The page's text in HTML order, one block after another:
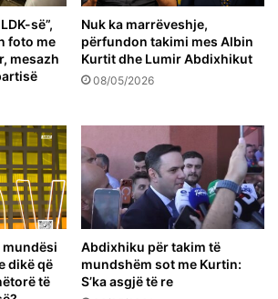
së”,
foto me
mesazh
Nuk ka marrëveshje,
përfundon takimi mes Albin
Kurtit dhe Lumir Abdixhikut
08/05/2026
mundësi
dikë që
të
Abdixhiku për takim të
mundshëm sot me Kurtin:
S’ka asgjë të re